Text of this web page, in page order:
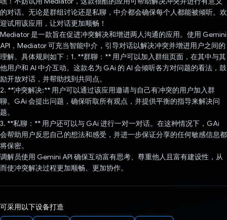
的对话。无论是群组讨论还是私聊，中介都会确保每个人都能被倾听。欢
迎试用该应用，让对话更加顺畅！
Mediator 是一款旨在促进冲突解决和增进两人沟通的应用。使用 Gemini
API，Mediator 可充当智能中介，引导对话以解决冲突并增进用户之间的
理解。具体规则如下：1. **群聊：** 用户可以加入群组页面，在其中与其
他用户和 AI 中介互动。这款名为 GAi 的 AI 会倾听各方对问题的看法，鼓
励开放对话，并帮助找到共同点。
2. **冲突解决:** 用户可以通过该应用邀请与自己有冲突的用户加入群
聊。GAi 会提出问题，确保听取所有观点，并提供平衡的指导来解决问
题。
3. **私聊：** 用户还可以与 GAi 进行一对一对话。在这种情况下，GAi
会帮助用户反思自己的想法和感受，并进一步保证分享的任何敏感信息都
将保密。
调解员使用 Gemini API 确保互动富有思考、尊重他人且富有建设性，从
而使冲突解决过程更加顺畅、更加协作。
可采用以下设备打造